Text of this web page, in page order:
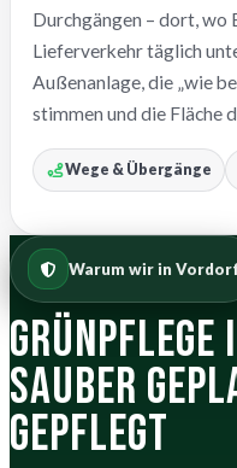
Durchgängen – dort, wo
Lieferverkehr täglich
Außenanlage, die „wie
stimmen und die Fläche
Wege & Übergänge
Warum wir in
Grünpflege
sauber
gepflegt